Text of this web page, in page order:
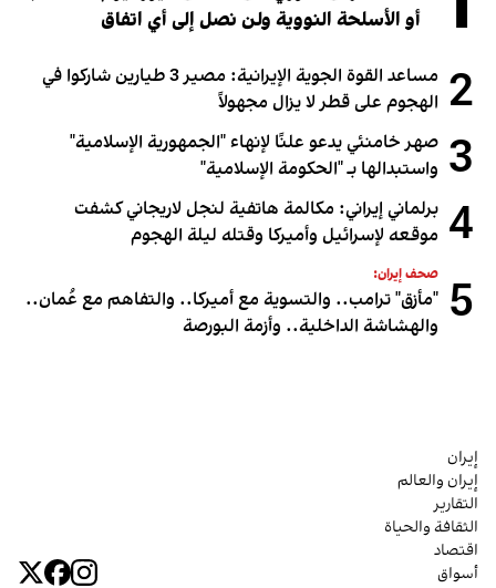
أو الأسلحة النووية ولن نصل إلى أي اتفاق
2
مساعد القوة الجوية الإيرانية: مصير 3 طيارين شاركوا في
الهجوم على قطر لا يزال مجهولاً
3 صهر خامنئي يدعو علنًا لإنهاء "الجمهورية الإسلامية"
واستبدالها بـ "الحكومة الإسلامية"
4 برلماني إيراني: مكالمة هاتفية لنجل لاريجاني كشفت
موقعه لإسرائيل وأميركا وقتله ليلة الهجوم
5 صحف إيران:
"مأزق" ترامب.. والتسوية مع أميركا.. والتفاهم مع عُمان..
والهشاشة الداخلية.. وأزمة البورصة
إيران
إيران والعالم
التقارير
الثقافة والحياة
اقتصاد
أسواق